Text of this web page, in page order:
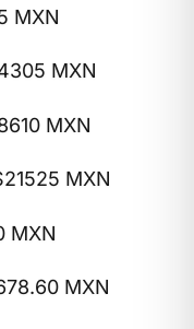
MXN
MXN
MXN
MXN
MXN
MXN